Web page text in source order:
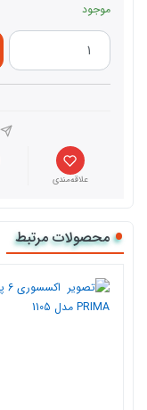
موجود
علاقه‌مندی
محصولات مرتبط